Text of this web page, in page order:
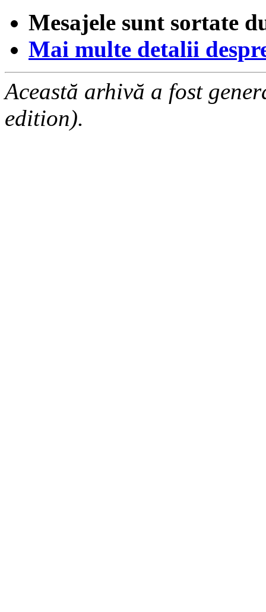
Mesajele sunt sortate
Mai multe detalii
Această arhivă a fost
edition).